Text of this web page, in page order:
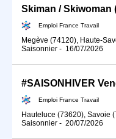
Skiman / Skiwoman
Emploi France Travail
Megève (74120), Haute-
Saisonnier - 16/07/2026
#SAISONHIVER
Emploi France Travail
Hauteluce (73620), Savoie
Saisonnier - 20/07/2026